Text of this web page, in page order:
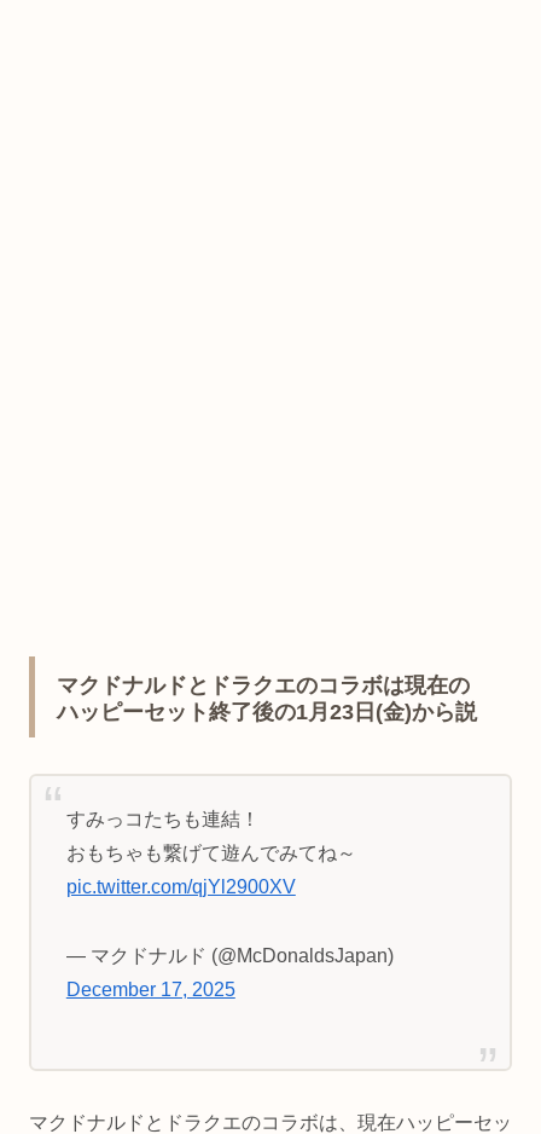
マクドナルドとドラクエのコラボは現在の
ハッピーセット終了後の1月23日(金)から説
すみっコたちも連結！
おもちゃも繋げて遊んでみてね～
pic.twitter.com/qjYl2900XV
— マクドナルド (@McDonaldsJapan)
December 17, 2025
マクドナルドとドラクエのコラボは、現在ハッピーセッ